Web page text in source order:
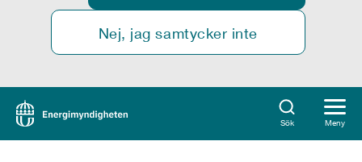
Nej, jag samtycker inte
Sök Meny